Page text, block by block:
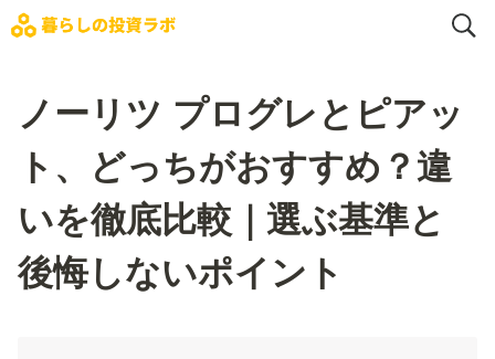
ノーリツ プログレとピアッ
ト、どっちがおすすめ？違
いを徹底比較｜選ぶ基準と
後悔しないポイント